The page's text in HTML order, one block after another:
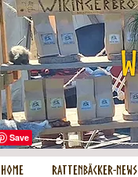
HOME Rattenbäcker-News